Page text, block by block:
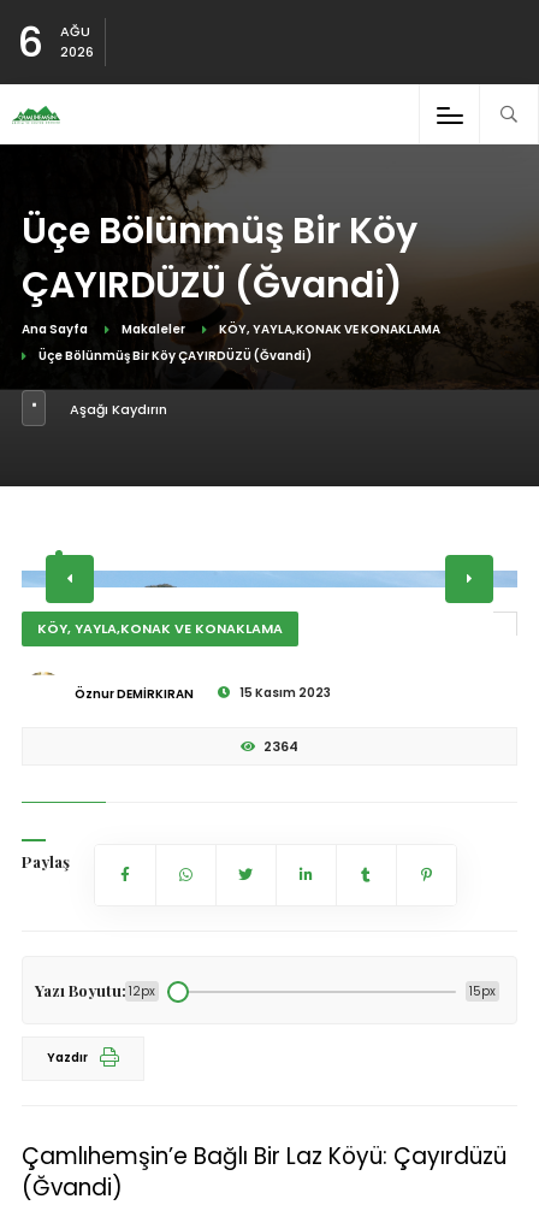
6
AĞU
2026
Üçe Bölünmüş Bir Köy
ÇAYIRDÜZÜ (Ğvandi)
Ana Sayfa Makaleler
KÖY, YAYLA,KONAK VE KONAKLAMA
Üçe Bölünmüş Bir Köy ÇAYIRDÜZÜ (Ğvandi)
Aşağı Kaydırın
KÖY, YAYLA,KONAK VE KONAKLAMA
Öznur DEMİRKIRAN 15 Kasım 2023
2364
Paylaş
Yazı Boyutu: 12px 15px
Yazdır
Çamlıhemşin’e Bağlı Bir Laz Köyü: Çayırdüzü
(Ğvandi)